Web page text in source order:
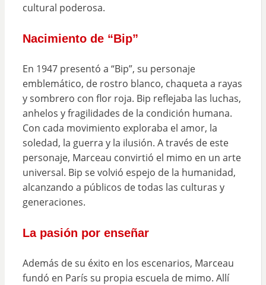
cultural poderosa.
Nacimiento de “Bip”
En 1947 presentó a “Bip”, su personaje
emblemático, de rostro blanco, chaqueta a rayas
y sombrero con flor roja. Bip reflejaba las luchas,
anhelos y fragilidades de la condición humana.
Con cada movimiento exploraba el amor, la
soledad, la guerra y la ilusión. A través de este
personaje, Marceau convirtió el mimo en un arte
universal. Bip se volvió espejo de la humanidad,
alcanzando a públicos de todas las culturas y
generaciones.
La pasión por enseñar
Además de su éxito en los escenarios, Marceau
fundó en París su propia escuela de mimo. Allí